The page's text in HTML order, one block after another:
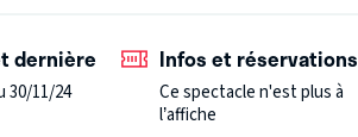
dernière
30/11/24
Infos et réservations
Ce spectacle n'est plus à
l’affiche